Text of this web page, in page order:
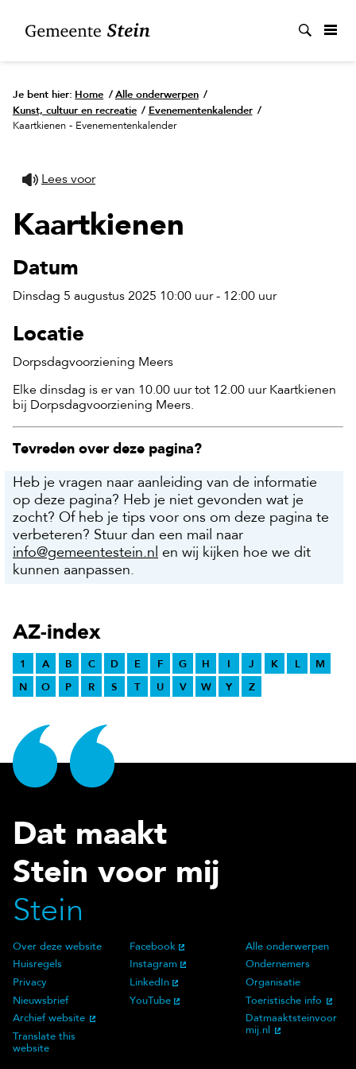
Je bent hier: Home / Alle onderwerpen /
Kunst, cultuur en recreatie / Evenementenkalender /
Kaartkienen - Evenementenkalender
Lees voor
Kaartkienen
Datum
Dinsdag 5 augustus 2025 10:00 uur - 12:00 uur
Locatie
Dorpsdagvoorziening Meers
Elke dinsdag is er van 10.00 uur tot 12.00 uur Kaartkienen
bij Dorpsdagvoorziening Meers.
Tevreden over deze pagina?
Heb je vragen naar aanleiding van de informatie
op deze pagina? Heb je niet gevonden wat je
zocht? Of heb je tips voor ons om deze pagina te
verbeteren? Stuur dan een mail naar
info@gemeentestein.nl
en wij kijken hoe we dit
kunnen aanpassen.
AZ-index
1 A B C D E F G H I J K L
M
N
O P R S T U V W Y Z
Dat maakt
Stein voor mij
Stein
Over deze website
Over deze website
Huisregels
Privacy
Nieuwsbrief
Archief website
Translate this
website
Social Media
Facebook
Instagram
LinkedIn
YouTube
Alle onderwerpen
Ondernemers
Organisatie
Toeristische info
Datmaaktsteinvoor
mij.nl